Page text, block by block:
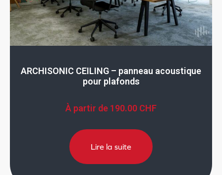
ARCHISONIC CEILING – panneau acoustique
pour plafonds
À partir de 190.00 CHF
Lire la suite